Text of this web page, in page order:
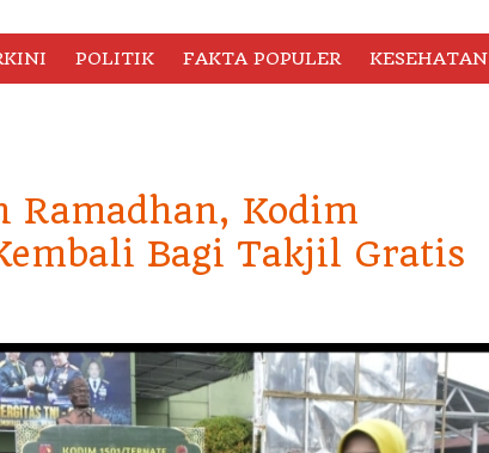
POLITIK FAKTA POPULER KESEHATAN
Ramadhan, Kodim
Bagi Takjil Gratis